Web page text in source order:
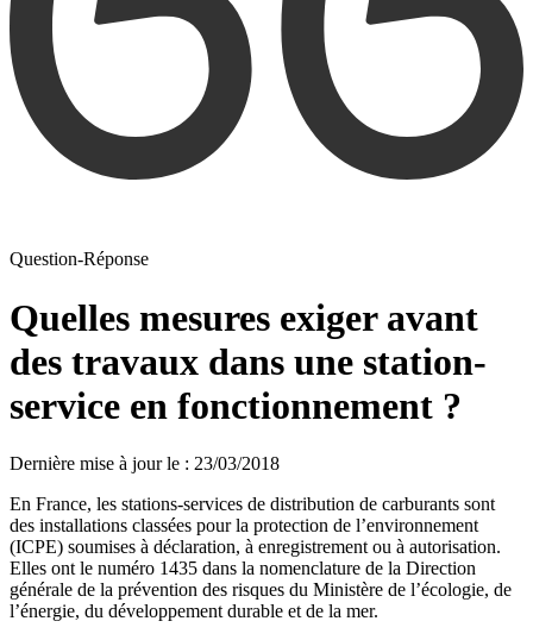
Question-Réponse
Quelles mesures exiger avant
des travaux dans une station-
service en fonctionnement ?
Dernière mise à jour le : 23/03/2018
En France, les stations-services de distribution de carburants sont
des installations classées pour la protection de l’environnement
(ICPE) soumises à déclaration, à enregistrement ou à autorisation.
Elles ont le numéro 1435 dans la nomenclature de la Direction
générale de la prévention des risques du Ministère de l’écologie, de
l’énergie, du développement durable et de la mer.